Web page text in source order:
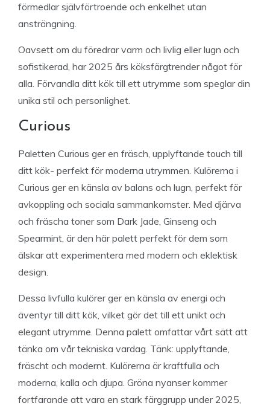
förmedlar självförtroende och enkelhet utan
ansträngning.
Oavsett om du föredrar varm och livlig eller lugn och
sofistikerad, har 2025 års köksfärgtrender något för
alla. Förvandla ditt kök till ett utrymme som speglar din
unika stil och personlighet.
Curious
Paletten Curious ger en fräsch, upplyftande touch till
ditt kök- perfekt för moderna utrymmen. Kulörerna i
Curious ger en känsla av balans och lugn, perfekt för
avkoppling och sociala sammankomster. Med djärva
och fräscha toner som Dark Jade, Ginseng och
Spearmint, är den här palett perfekt för dem som
älskar att experimentera med modern och eklektisk
design.
Dessa livfulla kulörer ger en känsla av energi och
äventyr till ditt kök, vilket gör det till ett unikt och
elegant utrymme. Denna palett omfattar vårt sätt att
tänka om vår tekniska vardag. Tänk: upplyftande,
fräscht och modernt. Kulörerna är kraftfulla och
moderna, kalla och djupa. Gröna nyanser kommer
fortfarande att vara en stark färggrupp under 2025,